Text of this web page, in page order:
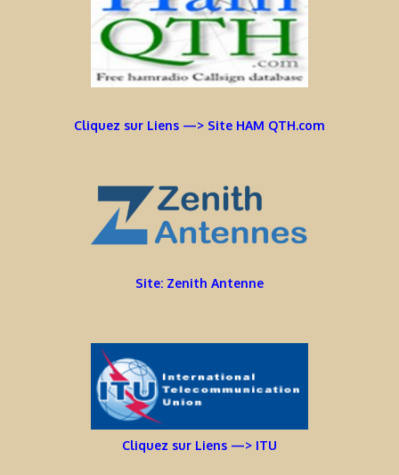
Cliquez sur Liens —> Site HAM QTH.com
Site: Zenith Antenne
Cliquez sur Liens —> ITU